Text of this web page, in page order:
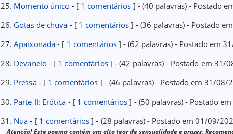
25. Momento único - [ 1 comentários ] - (40 palavras) - Postado
26. Gotas de chuva - [ 1 comentários ] - (36 palavras) - Postado
27.Apaixonada - [ 1 comentários ] - (62 palavras) - Postado em
28. Devaneio - [ 1 comentários ] - (42 palavras) - Postado em 31/
29. Pressa - [ 1 comentários ] - (46 palavras) - Postado em 31/08/
30. Parte II: Erótica- [ 1 comentários ] - (50 palavras) - Postado
31. Nua - [ 1 comentários ] - (28 palavras) - Postado em 01/09/
Atenção! Este poema contém um alto teor de sensualidade e prazer.